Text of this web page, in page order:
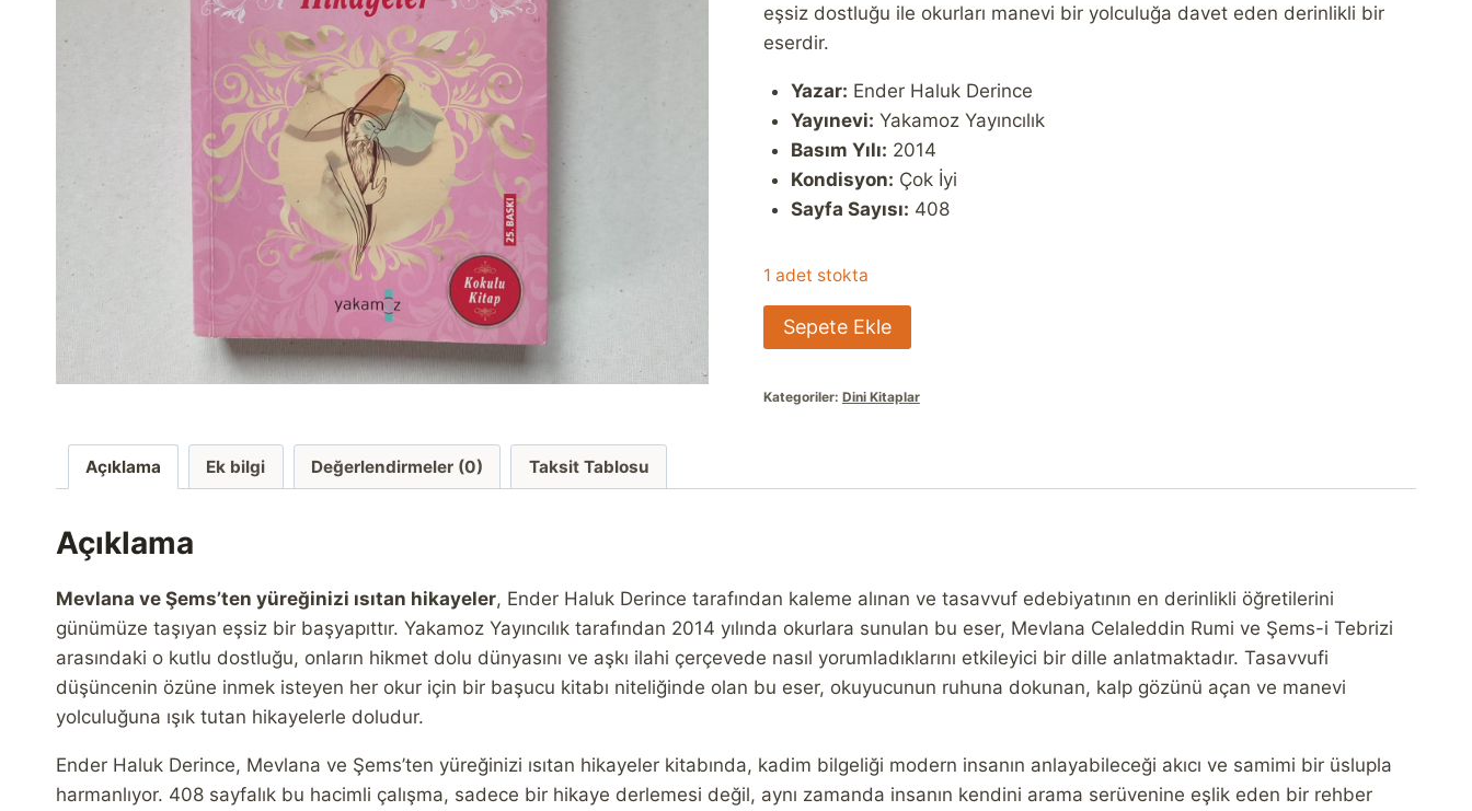
eşsiz dostluğu ile okurları manevi bir yolculuğa davet eden derinlikli bir
eserdir.
Yazar: Ender Haluk Derince
Yayınevi: Yakamoz Yayıncılık
Basım Yılı: 2014
Kondisyon: Çok İyi
Sayfa Sayısı: 408
1 adet stokta
Mevlana
Ve
Yüreğinizi
adet
Sepete Ekle
Kategoriler: Dini Kitaplar
Açıklama Ek bilgi Değerlendirmeler (0) Taksit Tablosu
Açıklama
Mevlana ve Şems’ten yüreğinizi ısıtan hikayeler, Ender Haluk Derince tarafından kaleme alınan ve tasavvuf edebiyatının en derinlikli öğretilerini
günümüze taşıyan eşsiz bir başyapıttır. Yakamoz Yayıncılık tarafından 2014 yılında okurlara sunulan bu eser, Mevlana Celaleddin Rumi ve Şems-i Tebrizi
arasındaki o kutlu dostluğu, onların hikmet dolu dünyasını ve aşkı ilahi çerçevede nasıl yorumladıklarını etkileyici bir dille anlatmaktadır. Tasavvufi
düşüncenin özüne inmek isteyen her okur için bir başucu kitabı niteliğinde olan bu eser, okuyucunun ruhuna dokunan, kalp gözünü açan ve manevi
yolculuğuna ışık tutan hikayelerle doludur.
Ender Haluk Derince, Mevlana ve Şems’ten yüreğinizi ısıtan hikayeler kitabında, kadim bilgeliği modern insanın anlayabileceği akıcı ve samimi bir üslupla
harmanlıyor. 408 sayfalık bu hacimli çalışma, sadece bir hikaye derlemesi değil, aynı zamanda insanın kendini arama serüvenine eşlik eden bir rehber